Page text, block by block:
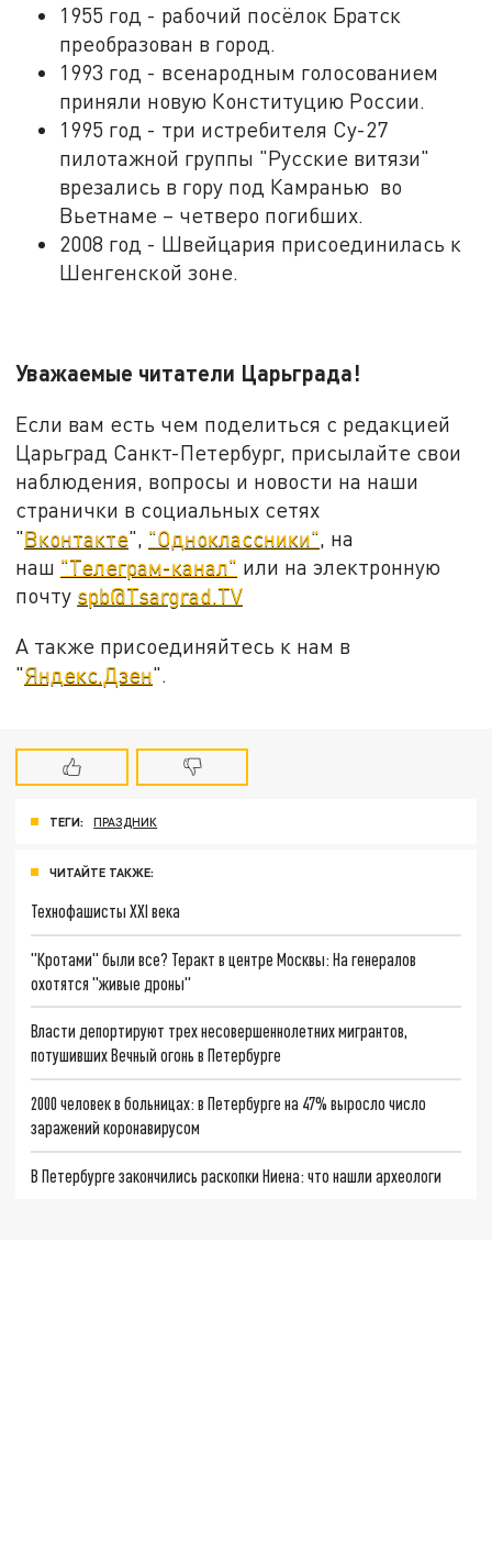
1955 год - рабочий посёлок Братск
преобразован в город.
1993 год - всенародным голосованием
приняли новую Конституцию России.
1995 год - три истребителя Су-27
пилотажной группы "Русские витязи"
врезались в гору под Камранью во
Вьетнаме – четверо погибших.
2008 год - Швейцария присоединилась к
Шенгенской зоне.
Уважаемые читатели Царьграда!
Если вам есть чем поделиться с редакцией
Царьград Санкт-Петербург, присылайте свои
наблюдения, вопросы и новости на наши
странички в социальных сетях
"Вконтакте", "Одноклассники", на
наш "Телеграм-канал" или на электронную
почту spb@Tsargrad.TV
А также присоединяйтесь к нам в
"Яндекс.Дзен".
ТЕГИ: ПРАЗДНИК
ЧИТАЙТЕ ТАКЖЕ:
Технофашисты XXI века
"Кротами" были все? Теракт в центре Москвы: На генералов
охотятся "живые дроны"
Власти депортируют трех несовершеннолетних мигрантов,
потушивших Вечный огонь в Петербурге
2000 человек в больницах: в Петербурге на 47% выросло число
заражений коронавирусом
В Петербурге закончились раскопки Ниена: что нашли археологи